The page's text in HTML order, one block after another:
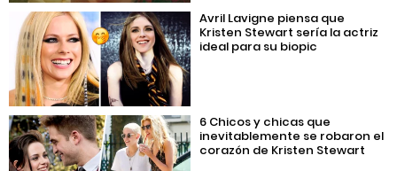
Avril Lavigne piensa que
Kristen Stewart sería la actriz
ideal para su biopic
6 Chicos y chicas que
inevitablemente se robaron el
corazón de Kristen Stewart